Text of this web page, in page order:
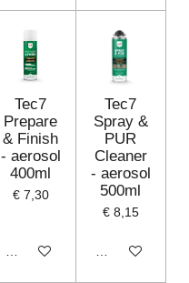
Tec7
Prepare
& Finish
- aerosol
400ml
€ 7,30
In winkelwagen
Tec7
Spray &
PUR
Cleaner
- aerosol
500ml
€ 8,15
In winkelwagen